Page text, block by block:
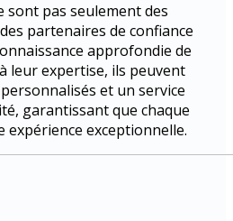
pas seulement des
partenaires de confiance
approfondie de
leur expertise, ils peuvent
et un service
garantissant que chaque
expérience exceptionnelle.